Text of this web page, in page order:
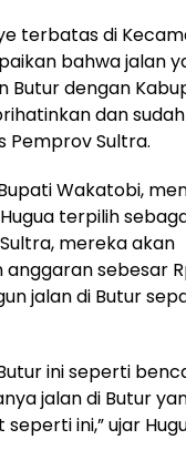
terbatas di
bahwa jalan
Butur dengan
dan
Pemprov Sultra.
Wakatobi,
terpilih
mereka akan
sebesar
jalan di Butur
ini seperti
jalan di Butur
ini,” ujar